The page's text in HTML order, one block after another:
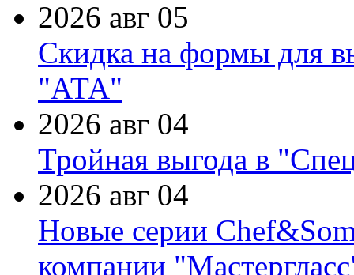
2026 авг 05
Скидка на формы для
"АТА"
2026 авг 04
Тройная выгода в
2026 авг 04
Новые серии
компании